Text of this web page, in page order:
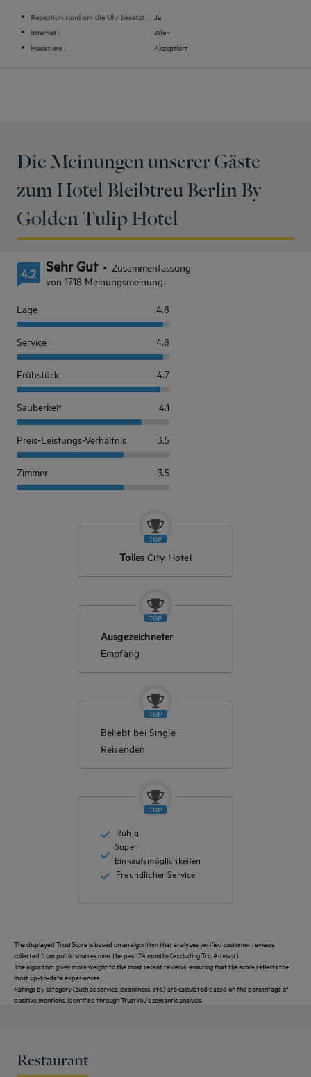
Rezeption rund um die Uhr besetzt :
Ja
Internet :
Wlan
Haustiere :
Akzeptiert
Die Meinungen unserer Gäste
zum Hotel Bleibtreu Berlin By
Golden Tulip Hotel
4.2 Sehr Gut
Zusammenfassung
von 1718 Meinungsmeinung
Lage 4.8
Service 4.8
Frühstück 4.7
Sauberkeit 4.1
Preis-Leistungs-Verhältnis 3.5
Zimmer 3.5
Tolles City-Hotel
Ausgezeichneter
Empfang
Beliebt bei Single-
Reisenden
Ruhig
Super
Einkaufsmöglichkeiten
Freundlicher Service
The displayed TrustScore is based on an algorithm that analyzes verified customer reviews
collected from public sources over the past 24 months (excluding TripAdvisor).
The algorithm gives more weight to the most recent reviews, ensuring that the score reflects the
most up-to-date experiences.
Ratings by category (such as service, cleanliness, etc.) are calculated based on the percentage of
positive mentions, identified through TrustYou's semantic analysis.
Restaurant